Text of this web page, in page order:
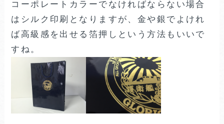
コーポレートカラーでなければならない場合
はシルク印刷となりますが、金や銀でよけれ
ば高級感を出せる箔押しという方法もいいで
すね。